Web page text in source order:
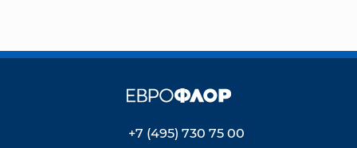
+7 (495) 730 75 00